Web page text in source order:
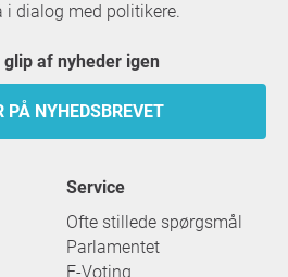
i dialog med politikere.
glip af nyheder igen
PÅ NYHEDSBREVET
service
Ofte stillede spørgsmål
Parlamentet
E-Voting